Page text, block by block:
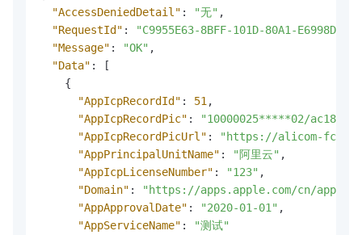
"AccessDeniedDetail" : "无" ,
"RequestId" :
"C9955E63-8BFF-101D-80A1-
"Message" : "OK" ,
"Data" :
[
{
"AppIcpRecordId" : 51 ,
"AppIcpRecordPic" :
"10000025*****02/
"AppIcpRecordPicUrl" :
"https://alicom-fc-
"AppPrincipalUnitName" : "阿里云" ,
"AppIcpLicenseNumber" : "123" ,
"Domain" :
"https://apps.apple.com/cn/app/阿
"AppApprovalDate" : "2020-01-01" ,
"AppServiceName" :
"测试"